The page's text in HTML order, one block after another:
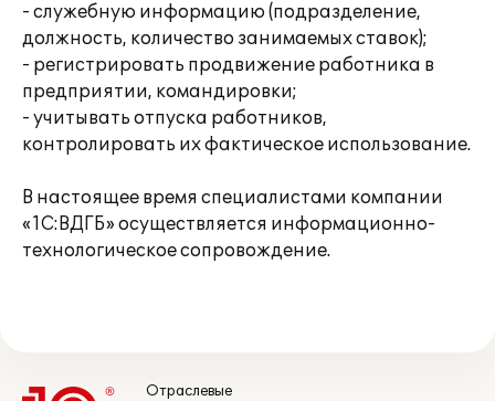
- служебную информацию (подразделение,
должность, количество занимаемых ставок);
- регистрировать продвижение работника в
предприятии, командировки;
- учитывать отпуска работников,
контролировать их фактическое использование.
В настоящее время специалистами компании
«1С:ВДГБ» осуществляется информационно-
технологическое сопровождение.
Отраслевые